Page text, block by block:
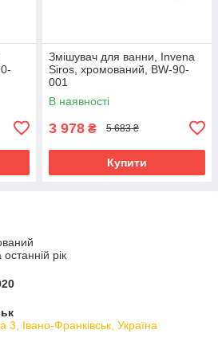
Змішувач для ванни, Invena
Siros, хромований, BW-90-
001
В наявності
3 978 ₴ 5 683 ₴
Купити
рік
Івано-Франківськ, Україна